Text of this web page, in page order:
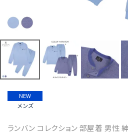
NEW
メンズ
ランバン コレクション 部屋着 男性